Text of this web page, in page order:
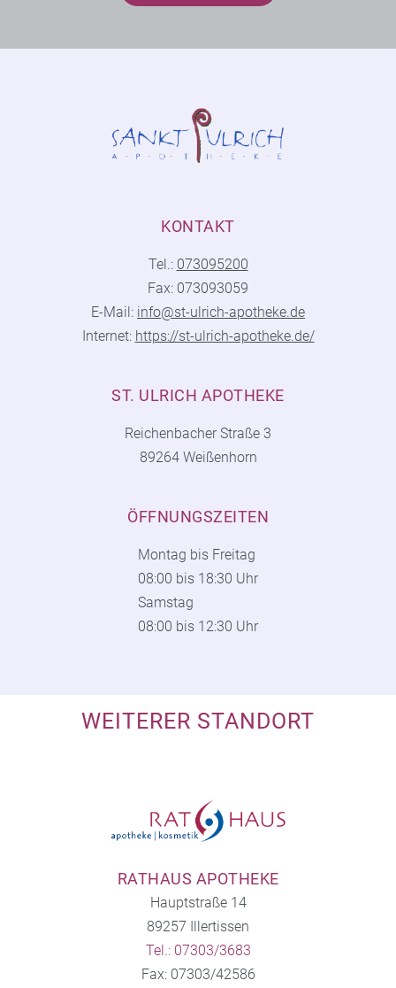
KONTAKT
Tel.: 073095200
Fax: 073093059
E-Mail: info@st-ulrich-apotheke.de
Internet: https://st-ulrich-apotheke.de/
ST. ULRICH APOTHEKE
Reichenbacher Straße 3
89264 Weißenhorn
ÖFFNUNGSZEITEN
Montag bis Freitag
08:00 bis 18:30 Uhr
Samstag
08:00 bis 12:30 Uhr
WEITERER STANDORT
RATHAUS APOTHEKE
Hauptstraße 14
89257 Illertissen
Tel.: 07303/3683
Fax: 07303/42586